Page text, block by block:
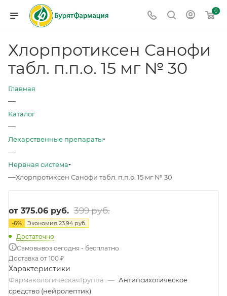
0
Хлорпротиксен Санофи
табл. п.п.о. 15 мг № 30
Главная
—
Каталог
—
Лекарственные препараты
—
Нервная система
—Хлорпротиксен Санофи табл. п.п.о. 15 мг № 30
от 375.06 руб. 399 руб.
-6% Экономия 23.94 руб.
Достаточно
Самовывоз сегодня - бесплатно
Доставка от 100 ₽
Характеристики
ФармакологическаяГруппа — Антипсихотическое
средство (нейролептик)